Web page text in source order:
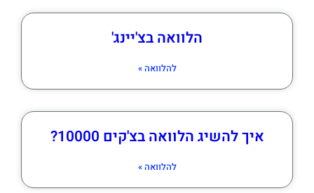
הלוואה בצ'יינג'
להלוואה »
איך להשיג הלוואה בצ'קים 10000?
להלוואה »